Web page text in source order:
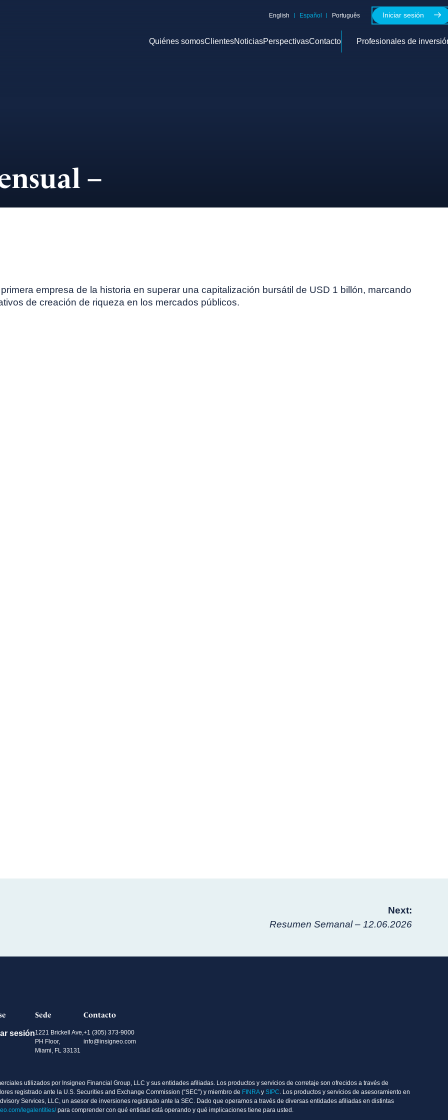
English Español Português Iniciar sesión
Quiénes somosClientesNoticiasPerspectivasContacto Profesionales de
–
empresa de la historia en superar una capitalización bursátil de USD 1 billón, marcando
de creación de riqueza en los mercados públicos.
Next:
Resumen Semanal – 12.06.2026
sesión
Sede
1221 Brickell Ave,
PH Floor,
Miami, FL 33131
Contacto
+1 (305) 373-9000
info@insigneo.com
utilizados por Insigneo Financial Group, LLC y sus entidades afiliadas. Los productos y servicios de corretaje son ofrecidos a través de
registrado ante la U.S. Securities and Exchange Commission (“SEC”) y miembro de FINRAy SIPC. Los productos y servicios de asesoramiento en
Services, LLC, un asesor de inversiones registrado ante la SEC. Dado que operamos a través de diversas entidades afiliadas en distintas
legalentities/para comprender con qué entidad está operando y qué implicaciones tiene para usted.